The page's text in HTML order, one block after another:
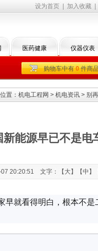
医药健康 仪器仪表
设为首页 加入收藏
购物车中有0件商
能源早已不是电
20:20:51 文字：【 大】【中 】
就看得明白，根本不是
置： 机电工程网 > 机电资讯 > 别